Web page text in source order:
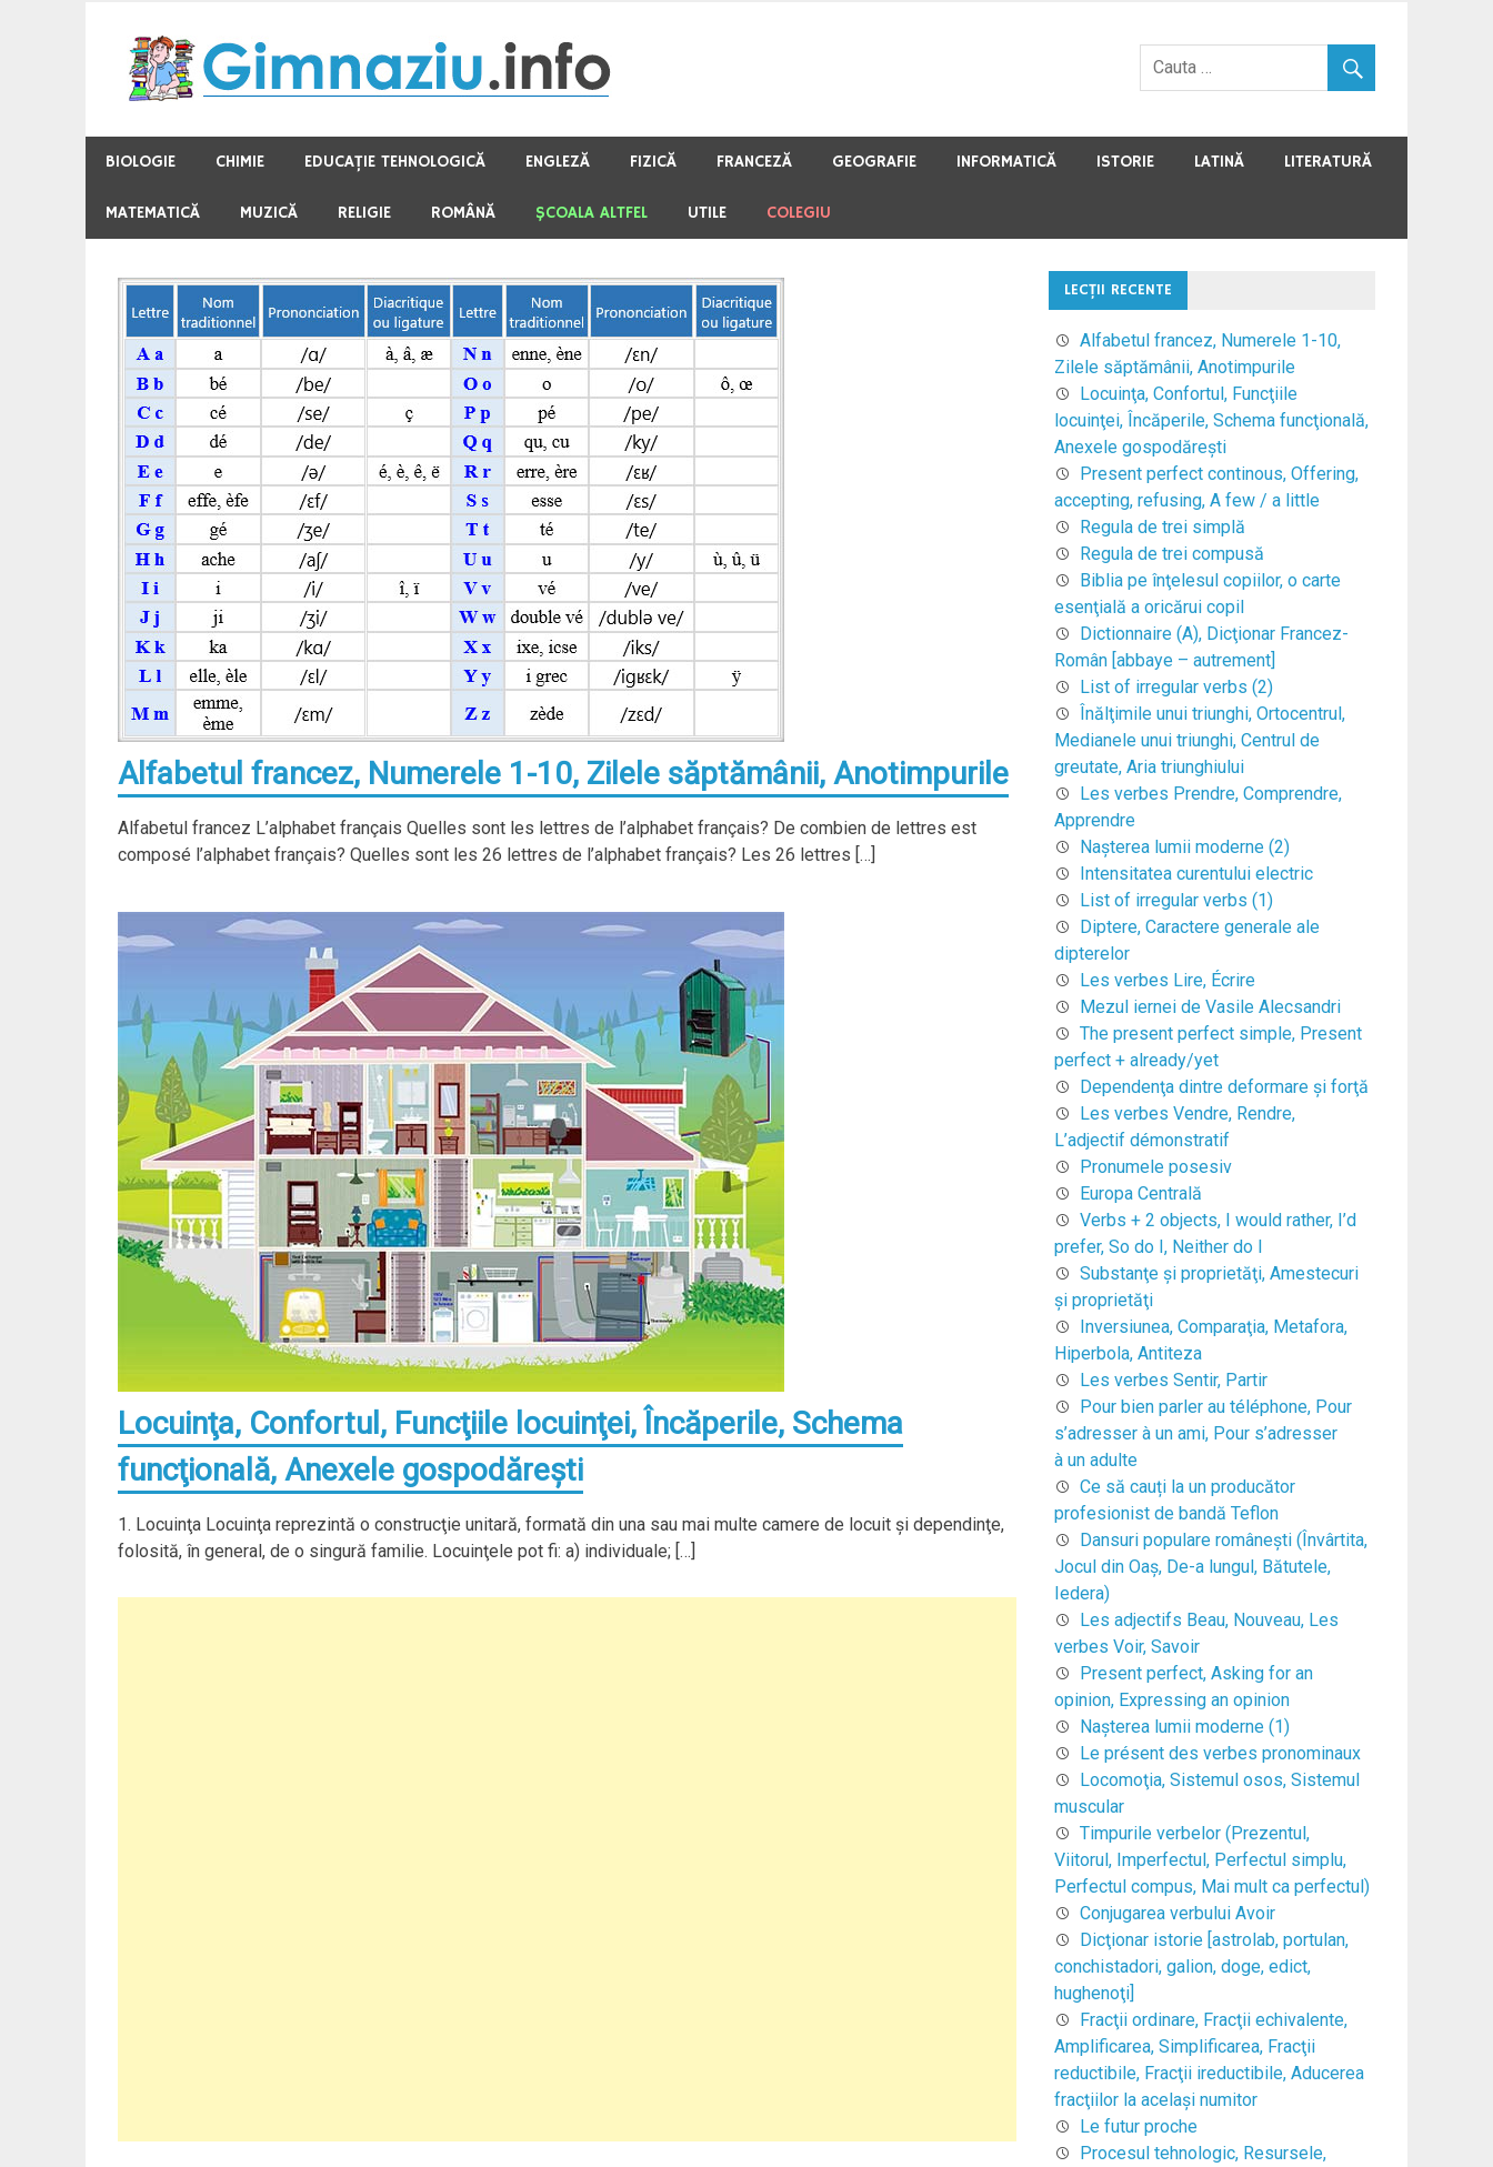
content
BIOLOGIE CHIMIE EDUCAŢIE TEHNOLOGICĂ ENGLEZĂ FIZICĂ FRANCEZĂ GEOGRAFIE INFORMATICĂ ISTORIE LATINĂ LITERATURĂ
MATEMATICĂ MUZICĂ RELIGIE ROMÂNĂ ŞCOALA ALTFEL UTILE COLEGIU
Alfabetul francez, Numerele 1-10, Zilele săptămânii, Anotimpurile
Alfabetul francez L’alphabet français Quelles sont les lettres de l’alphabet français? De combien de lettres est
composé l’alphabet français? Quelles sont les 26 lettres de l’alphabet français? Les 26 lettres […]
Locuinţa, Confortul, Funcţiile locuinţei, Încăperile, Schema
funcţională, Anexele gospodăreşti
1. Locuinţa Locuinţa reprezintă o construcţie unitară, formată din una sau mai multe camere de locuit şi dependinţe,
folosită, în general, de o singură familie. Locuinţele pot fi: a) individuale; […]
LECŢII RECENTE
Alfabetul francez, Numerele 1-10,
Zilele săptămânii, Anotimpurile
Locuinţa, Confortul, Funcţiile
locuinţei, Încăperile, Schema funcţională,
Anexele gospodăreşti
Present perfect continous, Offering,
accepting, refusing, A few / a little
Regula de trei simplă
Regula de trei compusă
Biblia pe înţelesul copiilor, o carte
esenţială a oricărui copil
Dictionnaire (A), Dicţionar Francez-
Român [abbaye – autrement]
List of irregular verbs (2)
Înălţimile unui triunghi, Ortocentrul,
Medianele unui triunghi, Centrul de
greutate, Aria triunghiului
Les verbes Prendre, Comprendre,
Apprendre
Naşterea lumii moderne (2)
Intensitatea curentului electric
List of irregular verbs (1)
Diptere, Caractere generale ale
dipterelor
Les verbes Lire, Écrire
Mezul iernei de Vasile Alecsandri
The present perfect simple, Present
perfect + already/yet
Dependenţa dintre deformare şi forţă
Les verbes Vendre, Rendre,
L’adjectif démonstratif
Pronumele posesiv
Europa Centrală
Verbs + 2 objects, I would rather, I’d
prefer, So do I, Neither do I
Substanţe şi proprietăţi, Amestecuri
şi proprietăţi
Inversiunea, Comparaţia, Metafora,
Hiperbola, Antiteza
Les verbes Sentir, Partir
Pour bien parler au téléphone, Pour
s’adresser à un ami, Pour s’adresser
à un adulte
Ce să cauți la un producător
profesionist de bandă Teflon
Dansuri populare româneşti (Învârtita,
Jocul din Oaş, De-a lungul, Bătutele,
Iedera)
Les adjectifs Beau, Nouveau, Les
verbes Voir, Savoir
Present perfect, Asking for an
opinion, Expressing an opinion
Naşterea lumii moderne (1)
Le présent des verbes pronominaux
Locomoţia, Sistemul osos, Sistemul
muscular
Timpurile verbelor (Prezentul,
Viitorul, Imperfectul, Perfectul simplu,
Perfectul compus, Mai mult ca perfectul)
Conjugarea verbului Avoir
Dicţionar istorie [astrolab, portulan,
conchistadori, galion, doge, edict,
hughenoţi]
Fracţii ordinare, Fracţii echivalente,
Amplificarea, Simplificarea, Fracţii
reductibile, Fracţii ireductibile, Aducerea
fracţiilor la acelaşi numitor
Le futur proche
Procesul tehnologic, Resursele,